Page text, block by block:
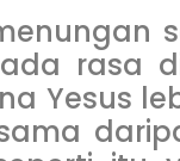
rasa
Yesus